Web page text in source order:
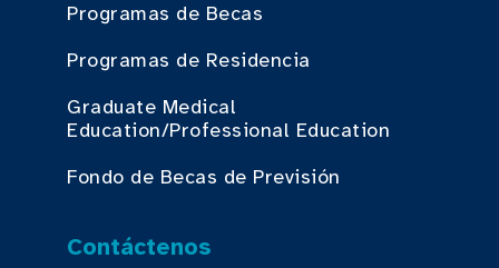
Programas de Becas
Programas de Residencia
Graduate Medical
Education/Professional Education
Fondo de Becas de Previsión
Contáctenos